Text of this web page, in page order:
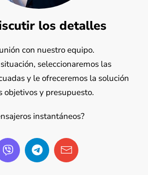
los detalles
con nuestro equipo.
seleccionaremos las
y le ofreceremos la solución
objetivos y presupuesto.
instantáneos?